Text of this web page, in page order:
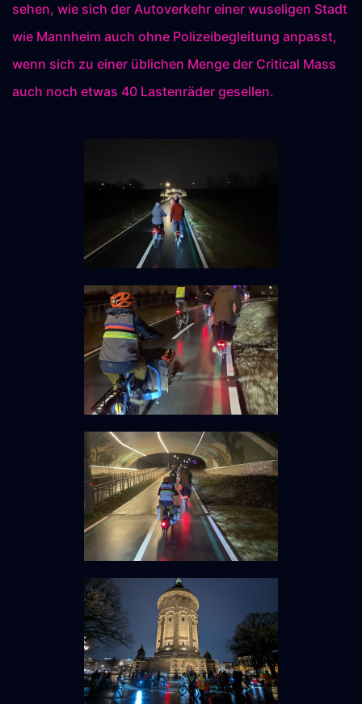
sehen, wie sich der Autoverkehr einer wuseligen Stadt
wie Mannheim auch ohne Polizeibegleitung anpasst,
wenn sich zu einer üblichen Menge der Critical Mass
auch noch etwas 40 Lastenräder gesellen.